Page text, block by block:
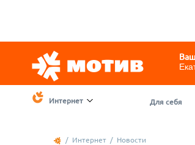
Интернет Для себя
/ Интернет / Новости